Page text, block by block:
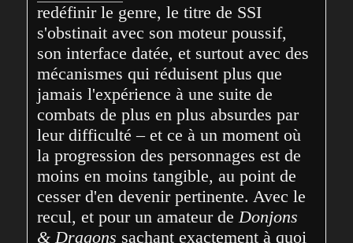
redéfinir le genre, le titre de SSI
s'obstinait avec son moteur poussif,
son interface datée, et surtout avec des
mécanismes qui réduisent plus que
jamais l'expérience à une suite de
combats de plus en plus absurdes par
leur difficulté – et ce à un moment où
la progression des personnages est de
moins en moins tangible, au point de
cesser d'en devenir pertinente. Avec le
recul, et pour un amateur de Donjons
& Dragons sachant exactement à quoi